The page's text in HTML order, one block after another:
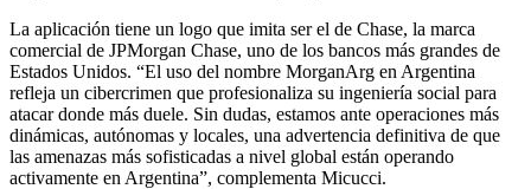
La aplicación tiene un logo que imita ser el de Chase, la marca
comercial de JPMorgan Chase, uno de los bancos más grandes de
Estados Unidos. “El uso del nombre MorganArg en Argentina
refleja un cibercrimen que profesionaliza su ingeniería social para
atacar donde más duele. Sin dudas, estamos ante operaciones más
dinámicas, autónomas y locales, una advertencia definitiva de que
las amenazas más sofisticadas a nivel global están operando
activamente en Argentina”, complementa Micucci.